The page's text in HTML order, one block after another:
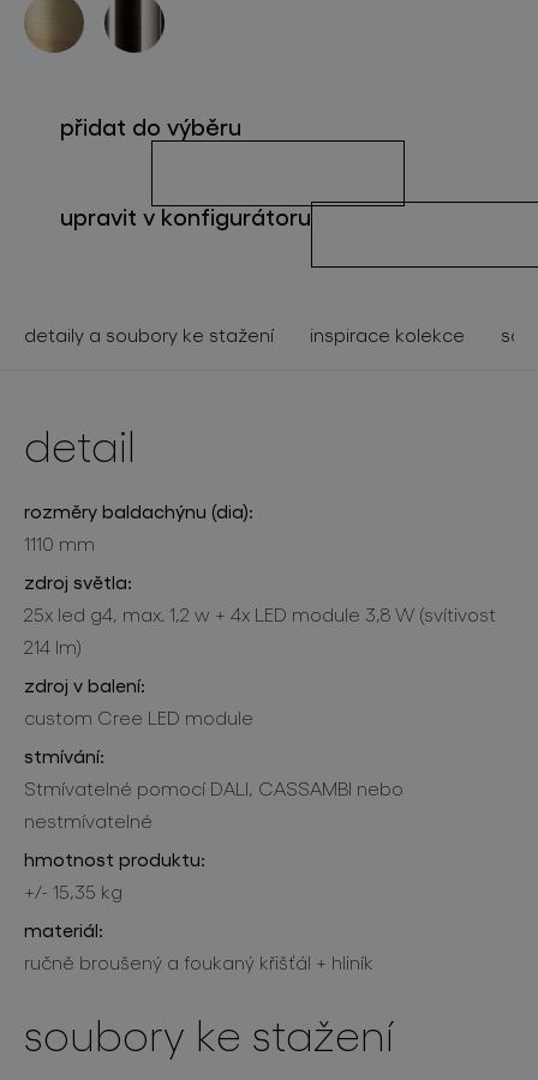
o značce
store locator
sledujte nás
přidat do výběru
upravit v konfigurátoru
detaily a soubory ke stažení inspirace kolekce
detail
rozměry baldachýnu (dia):
1110 mm
zdroj světla:
25x led g4, max. 1,2 w + 4x LED module 3,8 W (svítivost
214 lm)
zdroj v balení:
custom Cree LED module
stmívání:
Stmívatelné pomocí DALI, CASSAMBI nebo
nestmívatelné
hmotnost produktu:
+/- 15,35 kg
materiál:
ručně broušený a foukaný křišťál + hliník
soubory ke stažení